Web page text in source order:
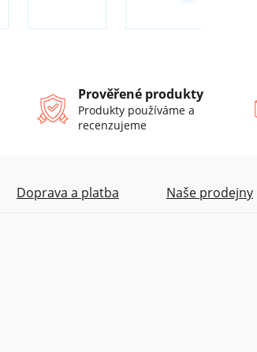
Prověřené produkty
Produkty používáme a
recenzujeme
Doprava a platba Naše prodejny